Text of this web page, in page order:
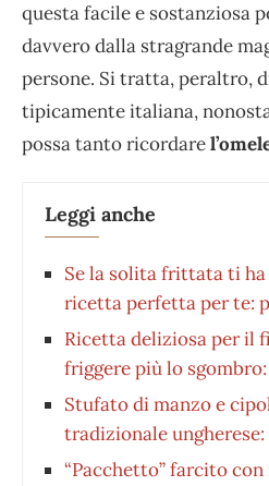
questa facile e sostanziosa
davvero dalla stragrande
persone. Si tratta, peraltro,
tipicamente italiana,
possa tanto ricordare
Leggi anche
Se la solita frittata ti
ricetta perfetta per te:
Ricetta deliziosa per il
friggere più lo
Stufato di manzo e
tradizionale
“Pacchetto” farcito